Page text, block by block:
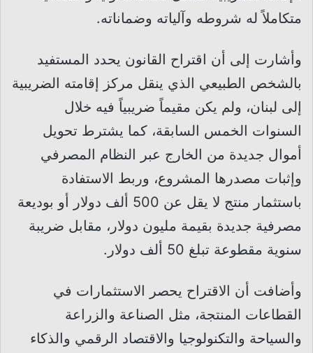
متكاملاً له شروطه وآلياته وضماناته.
وأشارت إلى أن اقتراح القانون يحدد المستفيد
بالشخص الطبيعي الذي ينقل مركز إقامته الضريبية
إلى لبنان، ولم يكن مقيماً ضريبياً فيه خلال
السنوات الخمس السابقة، كما يشترط تحويل
أموال جديدة من الخارج عبر النظام المصرفي
وإثبات مصدرها المشروع، وربط الاستفادة
باستثمار منتج لا يقل عن 500 ألف دولار أو بوديعة
مصرفية جديدة بقيمة مليون دولار، مقابل ضريبة
سنوية مقطوعة تبلغ 50 ألف دولار.
وأضافت أن الاقتراح يحصر الاستثمارات في
القطاعات المنتجة، مثل الصناعة والزراعة
والسياحة والتكنولوجيا والاقتصاد الرقمي والذكاء